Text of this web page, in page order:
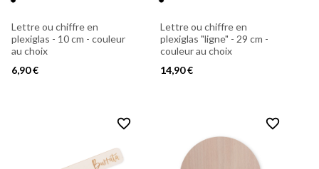
Lettre ou chiffre en
plexiglas - 10 cm - couleur
au choix
6,90 €
Lettre ou chiffre en
plexiglas "ligne" - 29 cm -
couleur au choix
14,90 €
favorite_border favorite_border